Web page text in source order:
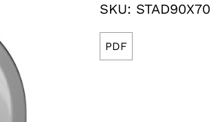
SKU: STAD90X70
PDF